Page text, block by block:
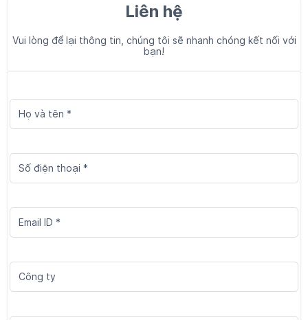
Liên hệ
Vui lòng để lại thông tin, chúng tôi sẽ nhanh chóng kết nối với
bạn!